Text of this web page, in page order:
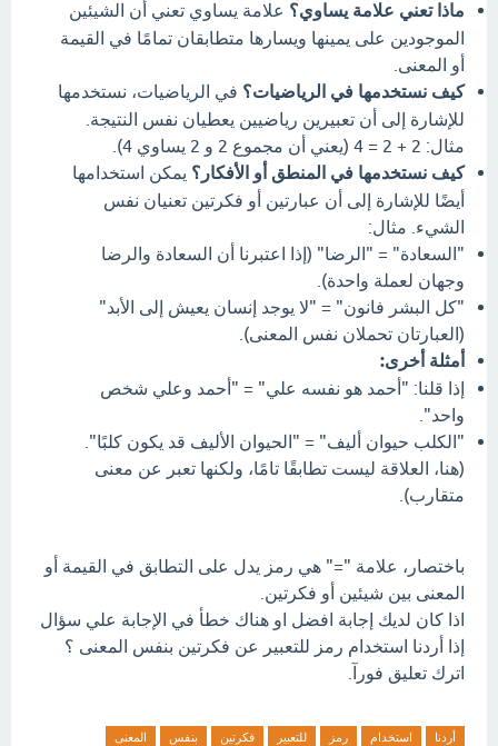
ماذا تعني علامة يساوي؟ علامة يساوي تعني أن الشيئين
الموجودين على يمينها ويسارها متطابقان تمامًا في القيمة
أو المعنى.
كيف نستخدمها في الرياضيات؟ في الرياضيات، نستخدمها
للإشارة إلى أن تعبيرين رياضيين يعطيان نفس النتيجة.
مثال: 2 + 2 = 4 (يعني أن مجموع 2 و 2 يساوي 4).
كيف نستخدمها في المنطق أو الأفكار؟ يمكن استخدامها
أيضًا للإشارة إلى أن عبارتين أو فكرتين تعنيان نفس
الشيء. مثال:
"السعادة" = "الرضا" (إذا اعتبرنا أن السعادة والرضا
وجهان لعملة واحدة).
"كل البشر فانون" = "لا يوجد إنسان يعيش إلى الأبد"
(العبارتان تحملان نفس المعنى).
أمثلة أخرى:
إذا قلنا: "أحمد هو نفسه علي" = "أحمد وعلي شخص
واحد".
"الكلب حيوان أليف" = "الحيوان الأليف قد يكون كلبًا".
(هنا، العلاقة ليست تطابقًا تامًا، ولكنها تعبر عن معنى
متقارب).
باختصار، علامة "=" هي رمز يدل على التطابق في القيمة أو
المعنى بين شيئين أو فكرتين.
اذا كان لديك إجابة افضل او هناك خطأ في الإجابة علي سؤال
إذا أردنا استخدام رمز للتعبير عن فكرتين بنفس المعنى ؟
اترك تعليق فورآ.
أردنا استخدام رمز للتعبير فكرتين بنفس المعنى